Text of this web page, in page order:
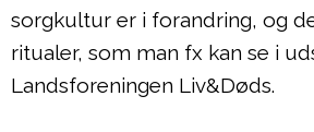
sorgkultur er i forandring, og
ritualer, som man fx kan se i
Landsforeningen Liv&Døds.